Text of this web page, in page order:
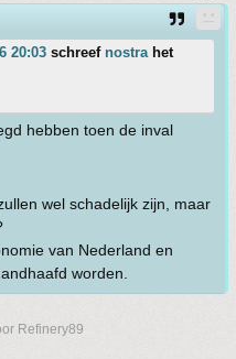
20:03 schreef nostrahet
hebben toen de inval
wel schadelijk zijn, maar
van Nederland en
worden.
Refinery89